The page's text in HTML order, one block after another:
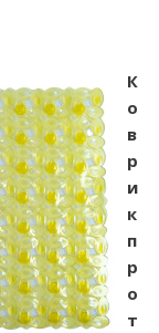
К
о
в
р
и
к
п
р
о
т